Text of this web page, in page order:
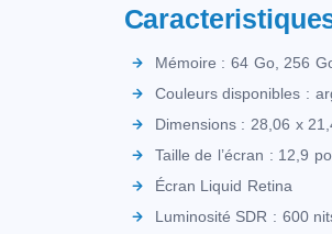
Mémoire : 64 Go, 256
Couleurs disponibles :
Dimensions : 28,06 x
Taille de l’écran : 12,9
Écran Liquid Retina
Luminosité SDR : 600